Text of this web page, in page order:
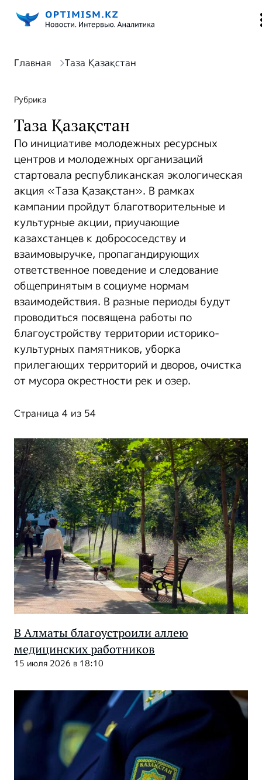
Главная Таза Қазақстан
Рубрика
Таза Қазақстан
По инициативе молодежных ресурсных
центров и молодежных организаций
стартовала республиканская экологическая
акция «Таза Қазақстан». В рамках
кампании пройдут благотворительные и
культурные акции, приучающие
казахстанцев к добрососедству и
взаимовыручке, пропагандирующих
ответственное поведение и следование
общепринятым в социуме нормам
взаимодействия. В разные периоды будут
проводиться посвящена работы по
благоустройству территории историко-
культурных памятников, уборка
прилегающих территорий и дворов, очистка
от мусора окрестности рек и озер.
Страница 4 из 54
В Алматы благоустроили аллею
медицинских работников
15 июля 2026 в 18:10